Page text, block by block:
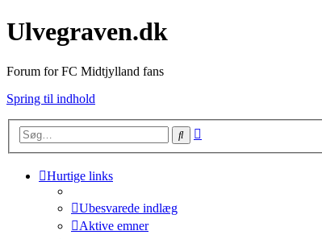
Ulvegraven.dk
Forum for FC Midtjylland fans
Spring til indhold
Søg
Hurtige links
Ubesvarede indlæg
Aktive emner